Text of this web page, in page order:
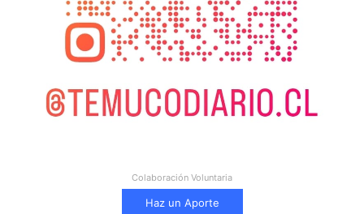
Colaboración Voluntaria
Haz un Aporte